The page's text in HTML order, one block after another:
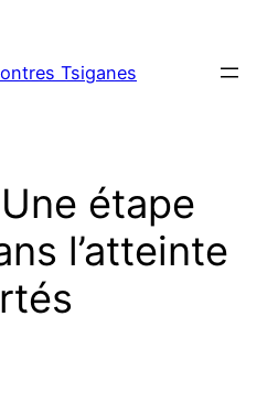
Tsiganes
étape
l’atteinte